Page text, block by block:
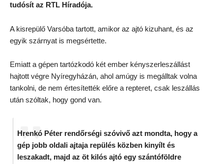
tudósít az RTL Híradója.
A kisrepülő Varsóba tartott, amikor az ajtó kizuhant, és az
egyik szárnyat is megsértette.
Emiatt a gépen tartózkodó két ember kényszerleszállást
hajtott végre Nyíregyházán, ahol amúgy is megálltak volna
tankolni, de nem értesítették előre a repteret, csak leszállás
után szóltak, hogy gond van.
Hrenkó Péter rendőrségi szóvivő azt mondta, hogy a
gép jobb oldali ajtaja repülés közben kinyílt és
leszakadt, majd az öt kilós ajtó egy szántóföldre